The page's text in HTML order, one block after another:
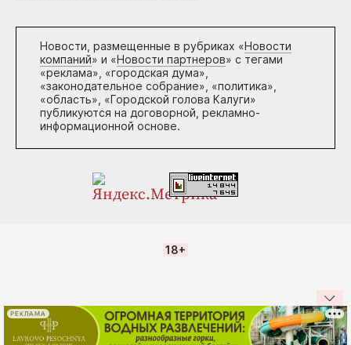
Новости, размещенные в рубриках «Новости
компаний» и «Новости партнеров» с тегами
«реклама», «городская дума»,
«законодательное собрание», «политика»,
«область», «Городской голова Калуги»
публикуются на договорной, рекламно-
информационной основе.
18+
РЕКЛАМА